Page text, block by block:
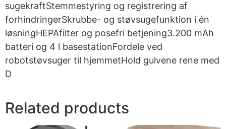
sugekraftStemmestyring og registrering af
forhindringerSkrubbe- og støvsugefunktion i én
løsningHEPAfilter og posefri betjening3.200 mAh
batteri og 4 l basestationFordele ved
robotstøvsuger til hjemmetHold gulvene rene med
D
Related products